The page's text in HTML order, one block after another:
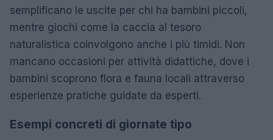
semplificano le uscite per chi ha bambini piccoli,
mentre giochi come la caccia al tesoro
naturalistica coinvolgono anche i più timidi. Non
mancano occasioni per attività didattiche, dove i
bambini scoprono flora e fauna locali attraverso
esperienze pratiche guidate da esperti.
Esempi concreti di giornate tipo